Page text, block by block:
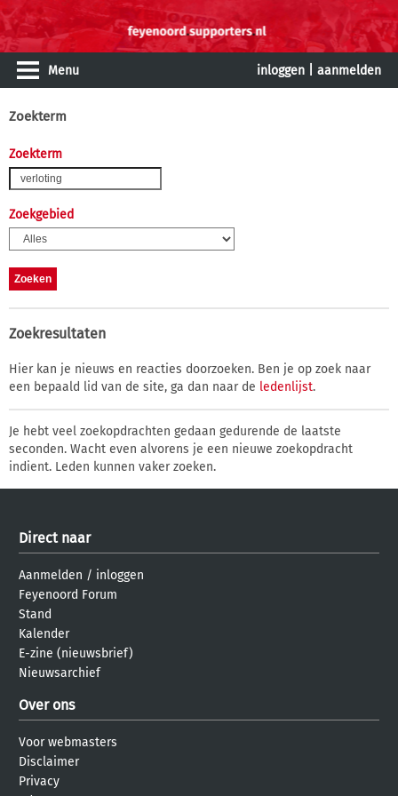
Menu inloggen aanmelden
Zoekterm
Zoekterm
Zoekgebied
Zoekresultaten
Hier kan je nieuws en reacties doorzoeken. Ben je op zoek naar
een bepaald lid van de site, ga dan naar de ledenlijst.
Je hebt veel zoekopdrachten gedaan gedurende de laatste
seconden. Wacht even alvorens je een nieuwe zoekopdracht
indient. Leden kunnen vaker zoeken.
Direct naar
Aanmelden / inloggen
Feyenoord Forum
Stand
Kalender
E-zine (nieuwsbrief)
Nieuwsarchief
Over ons
Voor webmasters
Disclaimer
Privacy